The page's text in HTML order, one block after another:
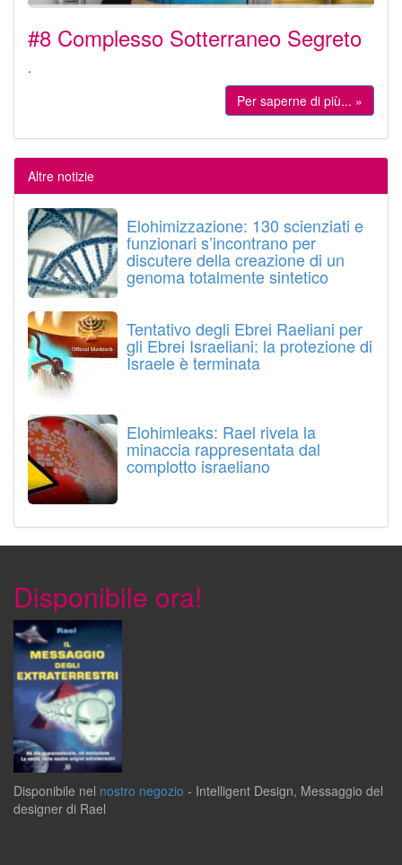
#8 Complesso Sotterraneo Segreto
.
Per saperne di più... »
Altre notizie
Elohimizzazione: 130 scienziati e
funzionari s’incontrano per
discutere della creazione di un
genoma totalmente sintetico
Tentativo degli Ebrei Raeliani per
gli Ebrei Israeliani: la protezione di
Israele è terminata
Elohimleaks: Rael rivela la
minaccia rappresentata dal
complotto israeliano
Disponibile ora!
Disponibile nel nostro negozio - Intelligent Design, Messaggio del
designer di Rael